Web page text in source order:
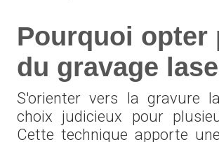
Pourquoi opter
du gravage
S'orienter vers la gravure
choix judicieux pour
Cette technique apporte